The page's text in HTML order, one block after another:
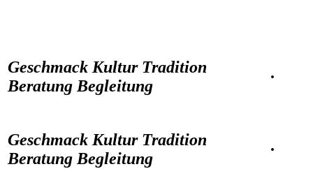
Geschmack Kultur Tradition
Beratung Begleitung
·
Geschmack Kultur Tradition
Beratung Begleitung
·